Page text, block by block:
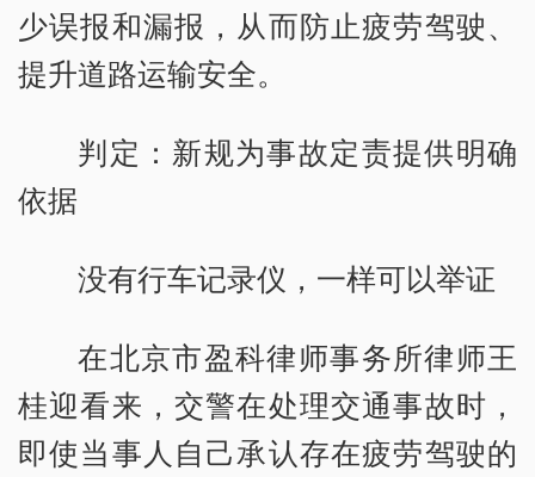
少误报和漏报，从而防止疲劳驾驶、
提升道路运输安全。
判定：新规为事故定责提供明确
依据
没有行车记录仪，一样可以举证
在北京市盈科律师事务所律师王
桂迎看来，交警在处理交通事故时，
即使当事人自己承认存在疲劳驾驶的